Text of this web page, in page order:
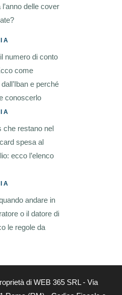
delle cover
numero di conto
come
e perché
conoscerlo
che restano nel
spesa al
ecco l’elenco
andare in
o il datore di
le regole da
di WEB 365 SRL - Via